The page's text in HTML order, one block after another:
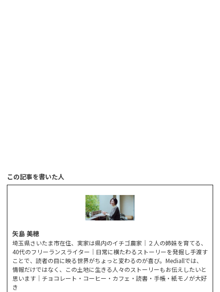
この記事を書いた人
矢島 美穂
埼玉県さいたま市在住、実家は県内のイチゴ農家｜２人の姉妹を育てる、
40代のフリーランスライター｜日常に横たわるストーリーを発掘し手渡す
ことで、読者の目に映る世界がちょっと変わるのが喜び。Mediallでは、
情報だけではなく、この土地に生きる人々のストーリーもお伝えしたいと
思います｜チョコレート・コーヒー・カフェ・読書・手帳・紙モノが大好
き